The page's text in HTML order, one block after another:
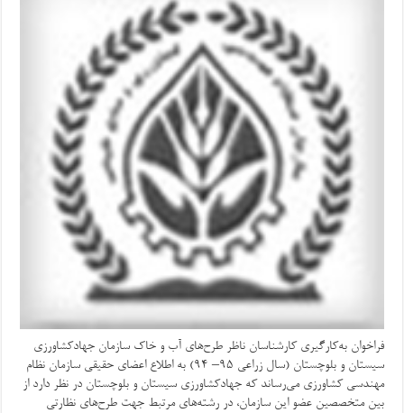
فراخوان به‌کارگیری کارشناسان ناظر طرح‌های آب و خاک سازمان جهادکشاورزی
سیستان و بلوچستان (سال زراعی ۹۵– ۹۴) به اطلاع اعضای حقیقی سازمان نظام
مهندسی کشاورزی می‌رساند که جهادکشاورزی سیستان و بلوچستان در نظر دارد از
بین متخصصین عضو این سازمان، در رشته‌های مرتبط جهت طرح‌های نظارتی